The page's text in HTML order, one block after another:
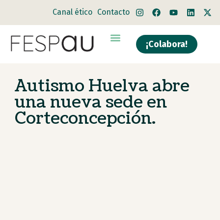
Canal ético Contacto
¡Colabora!
Autismo Huelva abre
una nueva sede en
Corteconcepción.